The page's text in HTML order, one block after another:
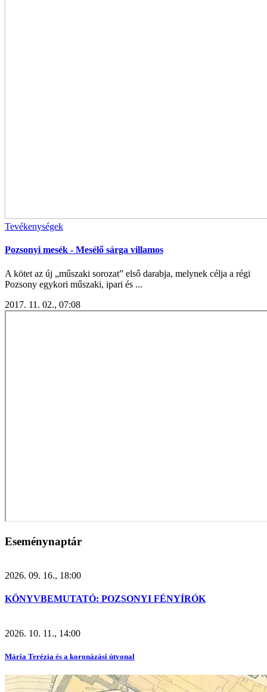
Tevékenységek
Pozsonyi mesék - Mesélő sárga villamos
A kötet az új „műszaki sorozat” első darabja, melynek célja a régi
Pozsony egykori műszaki, ipari és ...
2017. 11. 02., 07:08
Eseménynaptár
2026. 09. 16., 18:00
KÖNYVBEMUTATÓ: POZSONYI FÉNYÍRÓK
2026. 10. 11., 14:00
Mária Terézia és a koronázási útvonal